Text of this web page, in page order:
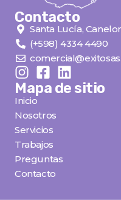
Contacto
Santa Lucía,
(+598) 4334 4490
Mapa de sitio
Inicio
Nosotros
Servicios
Trabajos
Preguntas
Contacto